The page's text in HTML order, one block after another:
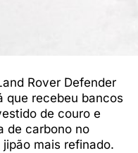
Rover Defender
que recebeu bancos
de couro e
de carbono no
mais refinado.